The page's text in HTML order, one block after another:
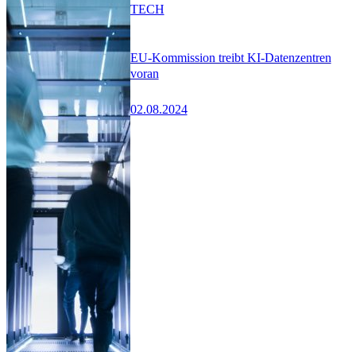
EU-Kommission treibt KI-Datenzentren
voran
02.08.2024
TECH